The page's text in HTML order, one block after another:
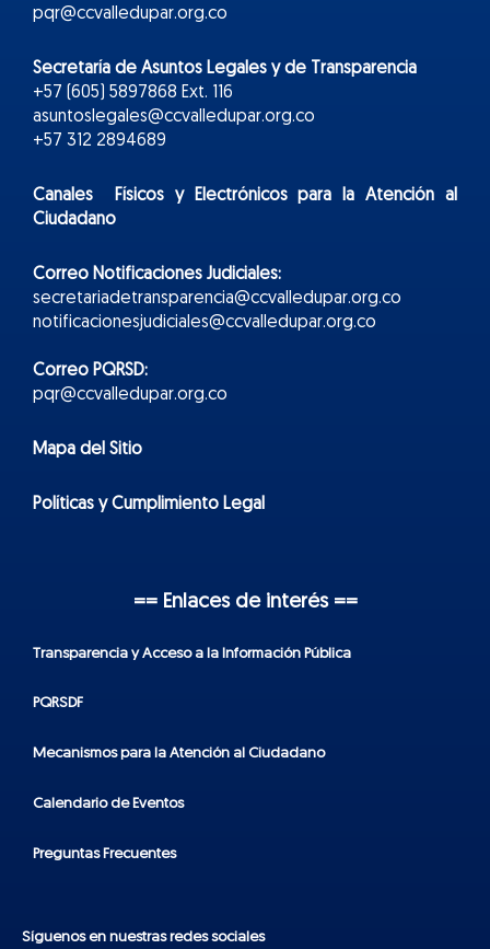
pqr@ccvalledupar.org.co
Secretaría de Asuntos Legales y de Transparencia
+57 (605) 5897868 Ext. 116
asuntoslegales@ccvalledupar.org.co
+57 312 2894689
Canales Físicos yElectrónicospara la Atención al
Ciudadano
Correo Notificaciones Judiciales:
secretariadetransparencia@ccvalledupar.org.co
notificacionesjudiciales@ccvalledupar.org.co
Correo PQRSD:
pqr@ccvalledupar.org.co
Mapa del Sitio
Políticas y Cumplimiento Legal
== Enlaces de interés ==
Transparencia y Acceso a la Información Pública
PQRSDF
Mecanismos para la Atención al Ciudadano
Calendario de Eventos
Preguntas Frecuentes
Síguenos en nuestras redes sociales